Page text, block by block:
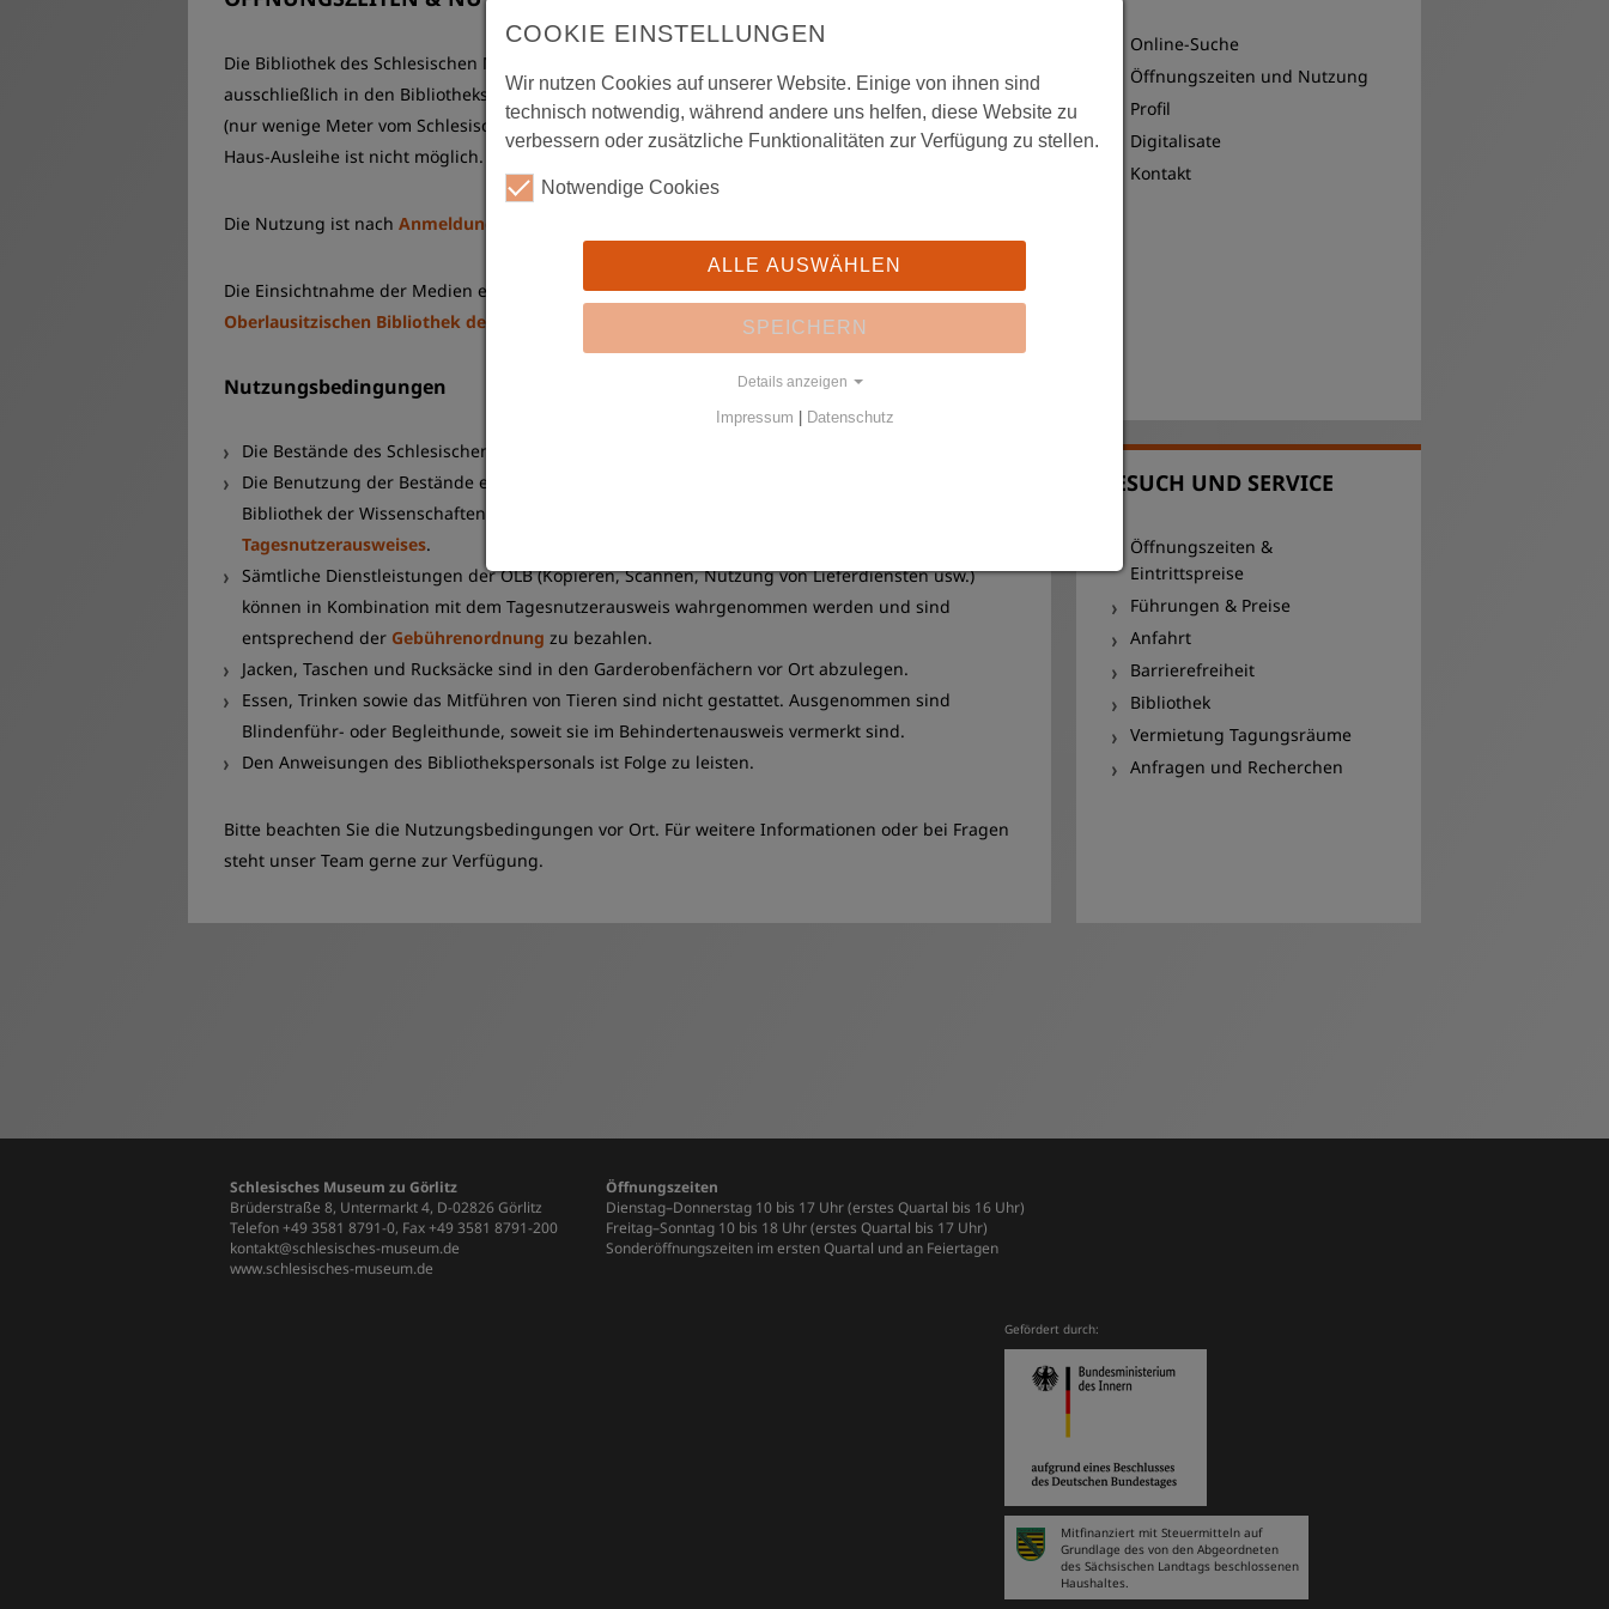
Mitglied werden
Vorstand und Kontakt
Archiv
Die Bibliothek des Schlesischen Museums zu Görlitz ist eine Präsenzbibliothek, deren Bestände
ausschließlich in den Bibliotheksräumen der Oberlausitzischen Bibliothek der Wissenschaften
(nur wenige Meter vom Schlesischen Museum entfernt) genutzt werden können. Eine Außer-
Haus-Ausleihe ist nicht möglich.
Die Nutzung ist nach Anmeldung mindestens zwei Arbeitstage im Voraus
Die Einsichtnahme der Medien erfolgt anschließend während derÖffnungszeiten in der
Oberlausitzischen Bibliothek der Wissenschaften
Nutzungsbedingungen
Die Bestände des Schlesischen Museums sind für alle Interessierten einsehbar.
Die Benutzung der Bestände erfolgt ausschließlich im Lesesaal der Oberlausitzischen
Bibliothek der Wissenschaften. Voraussetzung hierfür ist der
Tagesnutzerausweises.
Sämtliche Dienstleistungen der OLB (Kopieren, Scannen, Nutzung von Lieferdiensten usw.)
können in Kombination mit dem Tagesnutzerausweis wahrgenommen werden und sind
entsprechend der Gebührenordnung zu bezahlen.
Jacken, Taschen und Rucksäcke sind in den Garderobenfächern vor Ort abzulegen.
Essen, Trinken sowie das Mitführen von Tieren sind nicht gestattet. Ausgenommen sind
Blindenführ- oder Begleithunde, soweit sie im Behindertenausweis vermerkt sind.
Den Anweisungen des Bibliothekspersonals ist Folge zu leisten.
Bitte beachten Sie die Nutzungsbedingungen vor Ort. Für weitere Informationen oder bei Fragen
steht unser Team gerne zur Verfügung.
Online-Suche
Öffnungszeiten und Nutzung
Profil
Digitalisate
Kontakt
BESUCH UND SERVICE
Öffnungszeiten &
Eintrittspreise
Führungen & Preise
Anfahrt
Barrierefreiheit
Bibliothek
Vermietung Tagungsräume
Anfragen und Recherchen
Schlesisches Museum zu Görlitz
Brüderstraße 8, Untermarkt 4, D-02826 Görlitz
Telefon +49 3581 8791-0, Fax +49 3581 8791-200
kontakt@schlesisches-museum.de
www.schlesisches-museum.de
Öffnungszeiten
Dienstag–Donnerstag 10 bis 17 Uhr (erstes Quartal bis 16 Uhr)
Freitag–Sonntag 10 bis 18 Uhr (erstes Quartal bis 17 Uhr)
Sonderöffnungszeiten im ersten Quartal und an Feiertagen
Gefördert durch:
Mitfinanziert mit Steuermitteln auf
Grundlage des von den Abgeordneten
des Sächsischen Landtags beschlossenen
Haushaltes.
COOKIE EINSTELLUNGEN
Wir nutzen Cookies auf unserer Website. Einige von ihnen sind
technisch notwendig, während andere uns helfen, diese Website zu
verbessern oder zusätzliche Funktionalitäten zur Verfügung zu stellen.
Notwendige Cookies
ALLE AUSWÄHLEN
SPEICHERN
Details anzeigen
Impressum Datenschutz